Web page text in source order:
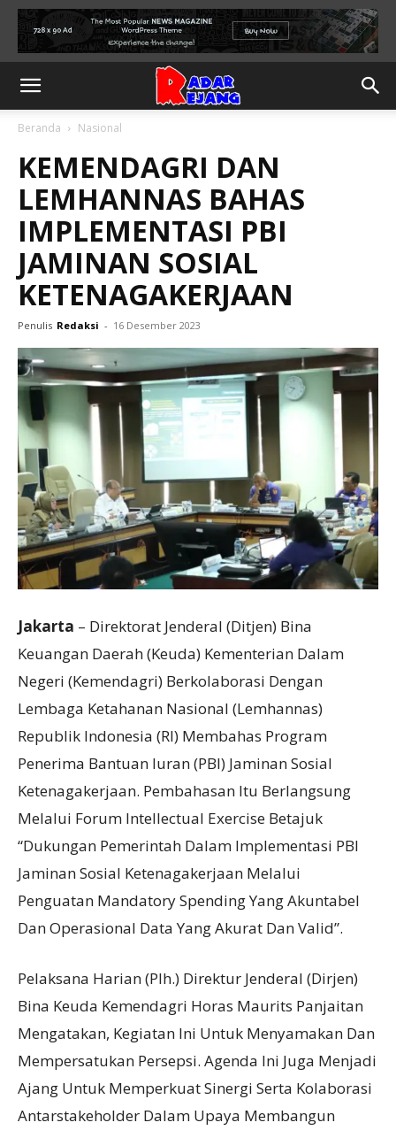
Beranda Nasional
KEMENDAGRI DAN
LEMHANNAS BAHAS
IMPLEMENTASI PBI
JAMINAN SOSIAL
KETENAGAKERJAAN
Penulis Redaksi - 16 Desember 2023
Jakarta – Direktorat Jenderal (Ditjen) Bina
Keuangan Daerah (Keuda) Kementerian Dalam
Negeri (Kemendagri) Berkolaborasi Dengan
Lembaga Ketahanan Nasional (Lemhannas)
Republik Indonesia (RI) Membahas Program
Penerima Bantuan Iuran (PBI) Jaminan Sosial
Ketenagakerjaan. Pembahasan Itu Berlangsung
Melalui Forum Intellectual Exercise Betajuk
“Dukungan Pemerintah Dalam Implementasi PBI
Jaminan Sosial Ketenagakerjaan Melalui
Penguatan Mandatory Spending Yang Akuntabel
Dan Operasional Data Yang Akurat Dan Valid”.
Pelaksana Harian (Plh.) Direktur Jenderal (Dirjen)
Bina Keuda Kemendagri Horas Maurits Panjaitan
Mengatakan, Kegiatan Ini Untuk Menyamakan Dan
Mempersatukan Persepsi. Agenda Ini Juga Menjadi
Ajang Untuk Memperkuat Sinergi Serta Kolaborasi
Antarstakeholder Dalam Upaya Membangun